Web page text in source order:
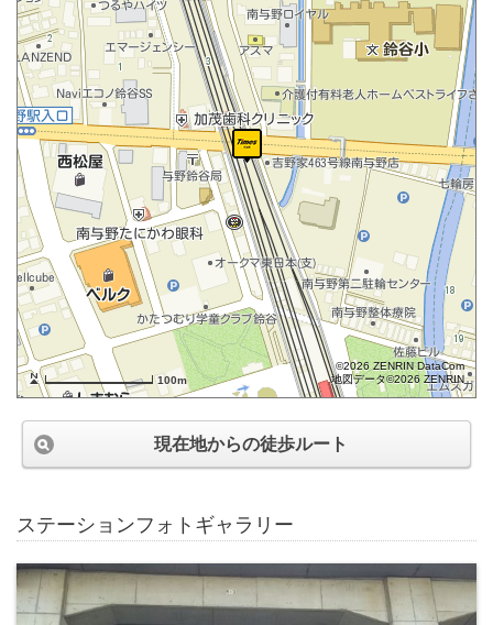
100m
©2026 ZENRIN DataCom
地図データ©2026 ZENRIN
現在地からの徒歩ルート
ステーションフォトギャラリー